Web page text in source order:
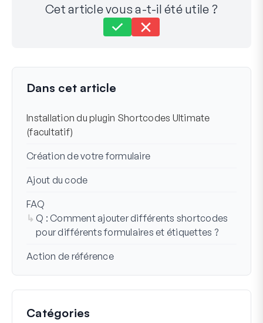
Cet article vous a-t-il été utile ?
Dernière mise à jour le 09 déc. 2024
Dans cet article
Installation du plugin Shortcodes Ultimate
(facultatif)
Création de votre formulaire
Ajout du code
FAQ
Q : Comment ajouter différents shortcodes
pour différents formulaires et étiquettes ?
Action de référence
Catégories